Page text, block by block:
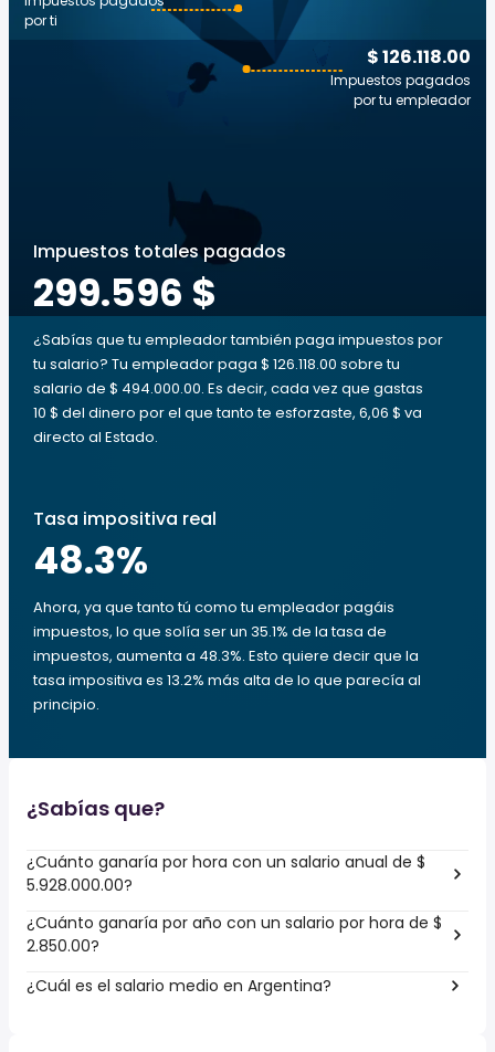
$ 126.118.00
Impuestos pagados
por tu empleador
por ti
Impuestos totales pagados
299.596 $
¿Sabías que tu empleador también paga impuestos por
tu salario? Tu empleador paga $ 126.118.00 sobre tu
salario de $ 494.000.00. Es decir, cada vez que gastas
10 $ del dinero por el que tanto te esforzaste, 6,06 $ va
directo al Estado.
Tasa impositiva real
48.3%
Ahora, ya que tanto tú como tu empleador pagáis
impuestos, lo que solía ser un 35.1% de la tasa de
impuestos, aumenta a 48.3%. Esto quiere decir que la
tasa impositiva es 13.2% más alta de lo que parecía al
principio.
¿Sabías que?
¿Cuánto ganaría por hora con un salario anual de $
5.928.000.00?
¿Cuánto ganaría por año con un salario por hora de $
2.850.00?
¿Cuál es el salario medio en Argentina?